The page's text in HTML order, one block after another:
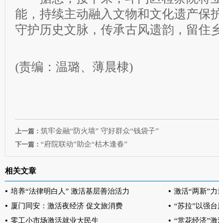
能，持续主动融入文物和文化遗产保
守护历史文脉，传承古风遗韵，留住
(责编：温璐、薄晨棣)
上一篇： 筑牢金融“防火墙” 守好群众“钱袋子”
下一篇： “府院联动”助企“枯木逢春”
相关文章
培养“法律明白人” 激活基层善治活力
激活“两新”
厦门同安：激活夜经济 促文旅消费
“苏拉”以强
零工小市场激活就业大民生
“赏花经济”